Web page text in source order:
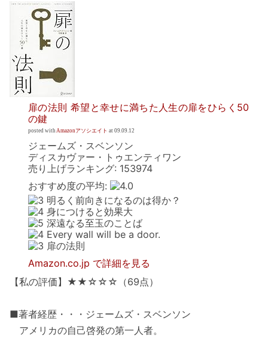
扉の法則 希望と幸せに満ちた人生の扉をひらく50
の鍵
posted withAmazonアソシエイト at 09.09.12
ジェームズ・スベンソン
ディスカヴァー・トゥエンティワン
売り上げランキング: 153974
おすすめ度の平均:
明るく前向きになるのは得か？
身につけると効果大
深遠なる至玉のことば
Every wall will be a door.
扉の法則
Amazon.co.jp で詳細を見る
【私の評価】★★☆☆☆（69点）
■著者経歴・・・ジェームズ・スベンソン
アメリカの自己啓発の第一人者。